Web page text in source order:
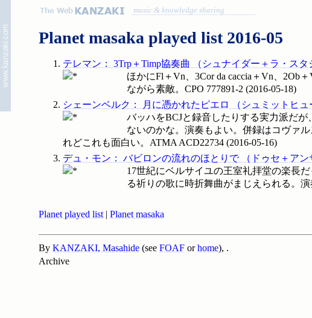
music & knowledge sharing
Planet masaka played list 2016-05
テレマン ： 3Trp＋Timp協奏曲 （ シュナイダー＋ラ・スタ
ほかにFl＋Vn、3Cor da caccia＋Vn、2Ob
ながら素敵。CPO 777891-2 (2016-05-18)
シェーンベルク ： 月に憑かれたピエロ （ シュミットヒュ
バッハをBCJと録音したりする実力派だ
ないのかな。演奏もよい。併録はコヴァ
れどこれも面白い。ATMA ACD22734 (2016-05-16)
デュ・モン ： バビロンの流れのほとりで （ ドゥセ＋ア
17世紀にベルサイユの王室礼拝堂の楽長
る祈りの歌に時折舞曲がまじえられる。
Planet played list | Planet masaka
By KANZAKI, Masahide (see FOAF orhome), .
Archive